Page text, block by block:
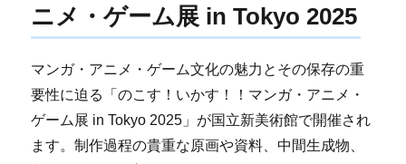
ニメ・ゲーム展 in Tokyo 2025
マンガ・アニメ・ゲーム文化の魅力とその保存の重
要性に迫る「のこす！いかす！！マンガ・アニメ・
ゲーム展 in Tokyo 2025」が国立新美術館で開催され
ます。制作過程の貴重な原画や資料、中間生成物、